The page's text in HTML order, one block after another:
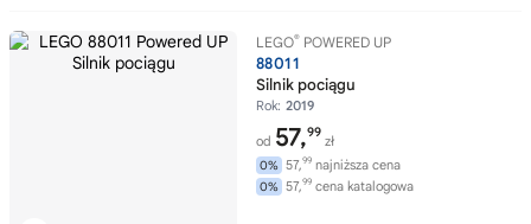
LEGO® POWERED UP
88011
Silnik pociągu
Rok: 2019
od 57,99
zł
0% 57,99 najniższa cena
0% 57,99 cena katalogowa